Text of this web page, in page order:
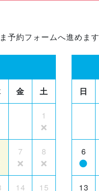
予約フォームへ進めます
金 土
1
7 8
14 15
日
6
13